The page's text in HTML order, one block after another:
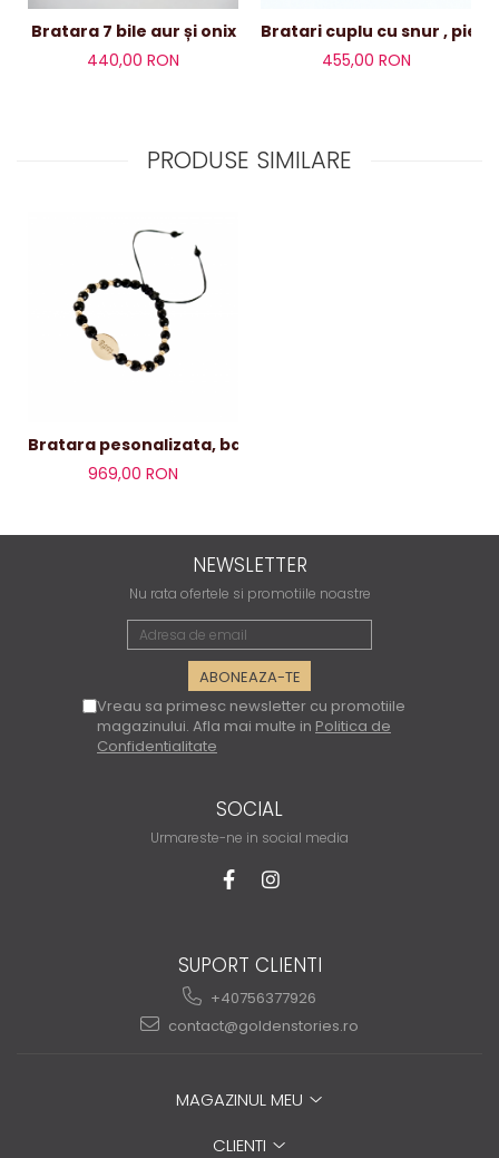
Bratara 7 bile aur și onix
440,00 RON
Bratari cuplu cu snur ,
455,00 RON
PRODUSE SIMILARE
969,00 RON
NEWSLETTER
Nu rata ofertele si promotiile noastre
Vreau sa primesc newsletter cu promotiile
magazinului. Afla mai multe in Politica de
Confidentialitate
SOCIAL
Urmareste-ne in social media
SUPORT CLIENTI
+40756377926
contact@goldenstories.ro
MAGAZINUL MEU
CLIENTI